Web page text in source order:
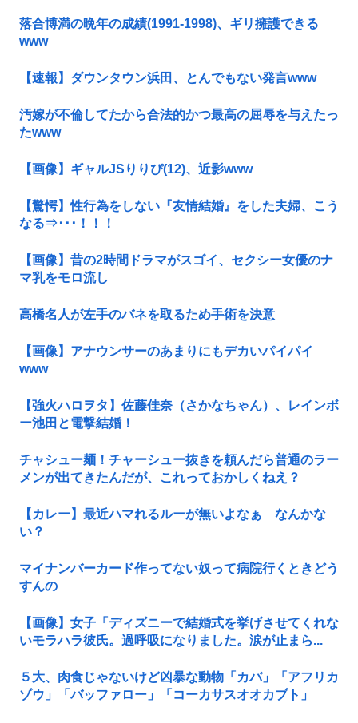
落合博満の晩年の成績(1991-1998)、ギリ擁護できる
www
【速報】ダウンタウン浜田、とんでもない発言www
汚嫁が不倫してたから合法的かつ最高の屈辱を与えたっ
たwww
【画像】ギャルJSりりぴ(12)、近影www
【驚愕】性行為をしない『友情結婚』をした夫婦、こう
なる⇒･･･！！！
【画像】昔の2時間ドラマがスゴイ、セクシー女優のナ
マ乳をモロ流し
高橋名人が左手のバネを取るため手術を決意
【画像】アナウンサーのあまりにもデカいパイパイ
www
【強火ハロヲタ】佐藤佳奈（さかなちゃん）、レインボ
ー池田と電撃結婚！
チャシュー麺！チャーシュー抜きを頼んだら普通のラー
メンが出てきたんだが、これっておかしくねえ？
【カレー】最近ハマれるルーが無いよなぁ なんかな
い？
マイナンバーカード作ってない奴って病院行くときどう
すんの
【画像】女子「ディズニーで結婚式を挙げさせてくれな
いモラハラ彼氏。過呼吸になりました。涙が止まら...
５大、肉食じゃないけど凶暴な動物「カバ」「アフリカ
ゾウ」「バッファロー」「コーカサスオオカブト」